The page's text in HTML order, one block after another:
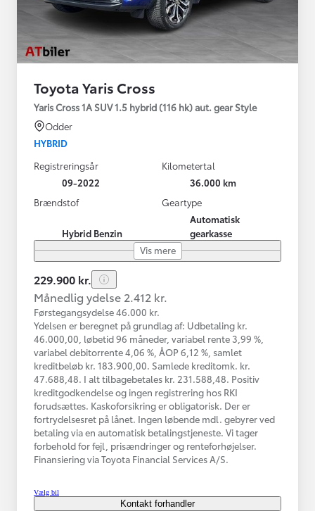
Toyota Yaris Cross
Yaris Cross 1A SUV 1.5 hybrid (116 hk) aut. gear Style
Odder
HYBRID
Registreringsår
09-2022
Kilometertal
36.000 km
Brændstof
Hybrid Benzin
Geartype
Automatisk
gearkasse
Vis mere
229.900 kr.
Månedlig ydelse 2.412 kr.
Førstegangsydelse 46.000 kr.
Ydelsen er beregnet på grundlag af: Udbetaling kr.
46.000,00, løbetid 96 måneder, variabel rente 3,99 %,
variabel debitorrente 4,06 %, ÅOP 6,12 %, samlet
kreditbeløb kr. 183.900,00. Samlede kreditomk. kr.
47.688,48. I alt tilbagebetales kr. 231.588,48. Positiv
kreditgodkendelse og ingen registrering hos RKI
forudsættes. Kaskoforsikring er obligatorisk. Der er
fortrydelsesret på lånet. Ingen løbende mdl. gebyrer ved
betaling via en automatisk betalingstjeneste. Vi tager
forbehold for fejl, prisændringer og renteforhøjelser.
Finansiering via Toyota Financial Services A/S.
Vælg bil
Kontakt forhandler